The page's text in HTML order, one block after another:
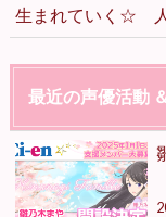
生まれていく☆ 人
最近の声優活動